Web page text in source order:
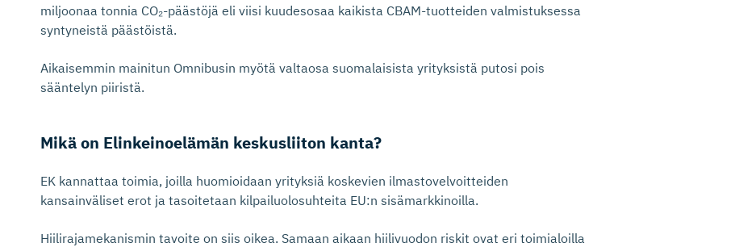
miljoonaa tonnia CO₂-päästöjä eli viisi kuudesosaa kaikista CBAM-tuotteiden valmistuksessa
syntyneistä päästöistä.
Aikaisemmin mainitun Omnibusin myötä valtaosa suomalaisista yrityksistä putosi pois
sääntelyn piiristä.
Mikä on Elinkeinoelämän keskusliiton kanta?
EK kannattaa toimia, joilla huomioidaan yrityksiä koskevien ilmastovelvoitteiden
kansainväliset erot ja tasoitetaan kilpailuolosuhteita EU:n sisämarkkinoilla.
Hiilirajamekanismin tavoite on siis oikea. Samaan aikaan hiilivuodon riskit ovat eri toimialoilla